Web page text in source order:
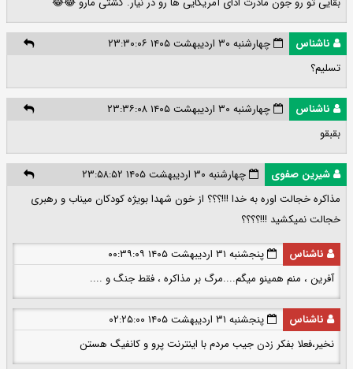
ناشناس
چهارشنبه ۳۰ اردیبهشت ۱۴۰۵ ۲۳:۳۰:۰۶
تسلیم؟
ناشناس
چهارشنبه ۳۰ اردیبهشت ۱۴۰۵ ۲۳:۳۶:۰۸
بقبقو
شیرین صفوی
چهارشنبه ۳۰ اردیبهشت ۱۴۰۵ ۲۳:۵۸:۵۲
مذاکره خجالت اوره به خدا !!!؟؟؟ از خون شهدا بویژه کودکان میناب و رهبری
خجالت نمیکشید !!!؟؟؟؟
ناشناس
پنجشنبه ۳۱ اردیبهشت ۱۴۰۵ ۰۰:۳۹:۰۹
آفرین ، منم همینو میگم....مرگ بر مذاکره ، فقط جنگ و ....
ناشناس
پنجشنبه ۳۱ اردیبهشت ۱۴۰۵ ۰۲:۲۵:۰۰
نخیر،فعلا بفکر زدن جیب مردم با اینترنت پرو و کانفیگ هستن